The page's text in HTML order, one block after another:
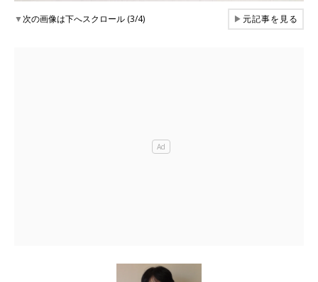
▼次の画像は下へスクロール (3/4) ▶元記事を見る